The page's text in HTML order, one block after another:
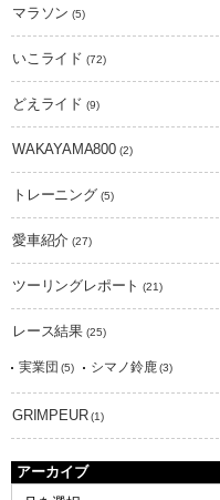
マラソン (5)
いこライド (72)
どえライド (9)
WAKAYAMA800(2)
トレーニング (5)
愛車紹介 (27)
ツーリングレポート (21)
レース結果 (25)
実業団 (5) シマノ鈴鹿 (3)
GRIMPEUR(1)
アーカイブ